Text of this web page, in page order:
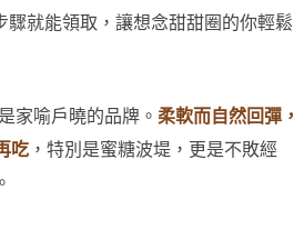
驟就能領取，讓想念甜甜圈的你輕鬆
家喻戶曉的品牌。 柔軟而自然回彈，
吃 ，特別是蜜糖波堤，更是不敗經